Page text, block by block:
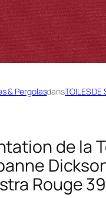
& PergolasdansTOILES DE
de la
Rouge